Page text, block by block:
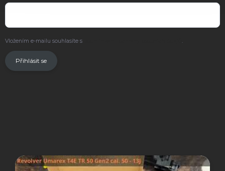
Vložením e-mailu souhlasíte s .
Přihlásit se